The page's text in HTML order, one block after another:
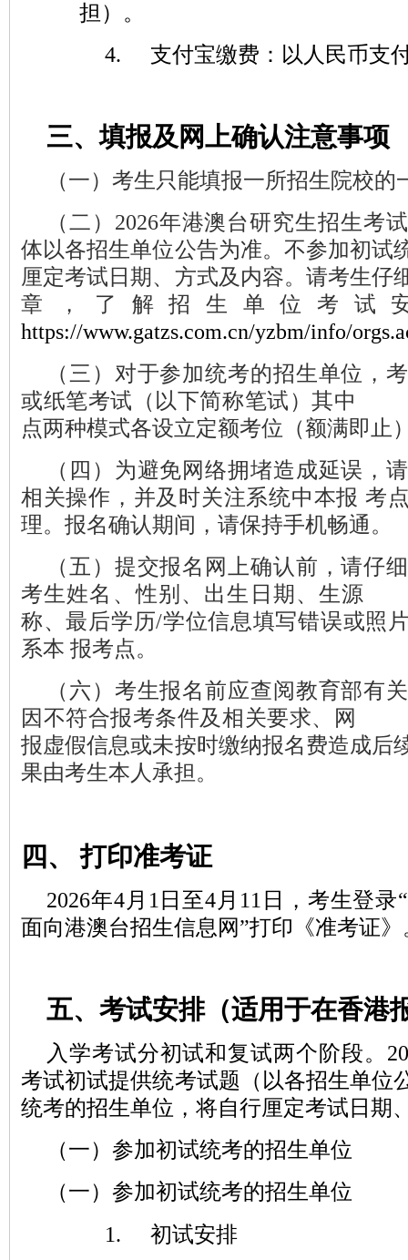
担）。
4.
支付宝缴费：以人民币支
三、填报及网上确认注意事项
（一） 考生只能填报一所招生院校的
（二） 2026年港澳台研究生招生考
体以各招生单位公告为准。不参加初试
厘定考试日期、方式及内容。请考生仔
章，了解招生单位考试
https://www.gatzs.com.cn/yzbm/info/
（三） 对于参加统考的招生单位，
或纸笔考试（以下简称笔试）其
点两种模式各设立定额考位（额满即止
（四） 为避免网络拥堵造成延误，
相关操作，并及时关注系统中本报 考
理。报名确认期间，请保持手机畅通。
（五） 提交报名网上确认前，请仔
考生姓名、性别、出生日期、生
称、最后学历/学位信息填写错误或照
系本 报考点。
（六） 考生报名前应查阅教育部有
因不符合报考条件及相关要求、
报虚假信息或未按时缴纳报名费造成后
果由考生本人承担。
四、打印准考证
2026年4月 1 日至4 月 1 1 日
，考生登
面向港澳台招生信息网”打印《准考证》
五、考试安排（适用于在香港
入学考试分初试和复试两个阶段。
考试初试提供统考试题（以各招生单位
统考的招生单位，将自行厘定考试日期
（一）参加初试统考的招生单位
（一）参加初试统考的招生单位
1.
初试安排